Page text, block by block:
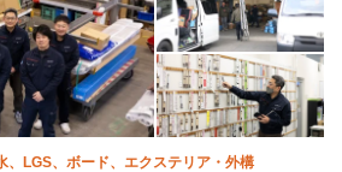
、LGS、ボード、エクステリア・外構